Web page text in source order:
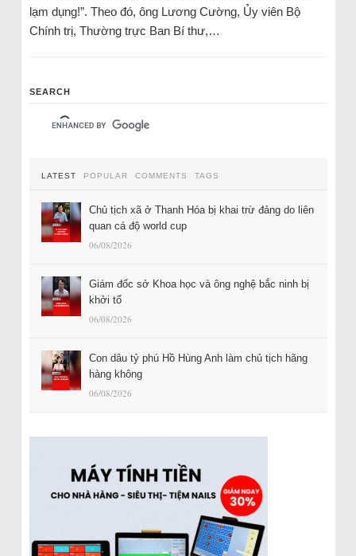
lạm dụng!”. Theo đó, ông Lương Cường, Ủy viên Bộ
Chính trị, Thường trực Ban Bí thư,…
SEARCH
LATEST POPULAR COMMENTS TAGS
Chủ tịch xã ở Thanh Hóa bị khai trừ đảng do liên
quan cá độ world cup
06/08/2026
Giám đốc sở Khoa học và ông nghệ bắc ninh bị
khởi tố
06/08/2026
Con dâu tỷ phú Hồ Hùng Anh làm chủ tịch hãng
hàng không
06/08/2026